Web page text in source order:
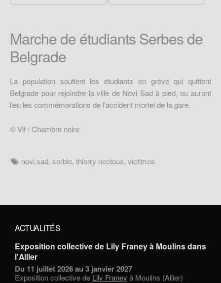
Marche de étudiants Serbes de
Belgrade
La population soutient les étudiants en grève qui quittent
Belgrade pour rejoindre la ville de Novi Sad à pied, ou auront
lieu les commémorations de l'accident mortel de la gare.
© Vif / Chambre noire
novi sad, serbie,thierry nectoux,victimes
ACTUALITÉS
Exposition collective de Lily Franey à Moulins dans
l'Allier
Du 11 juillet 2026 au 3 janvier 2027
Exposition collective de Lily Franey à Moulins (Allier)